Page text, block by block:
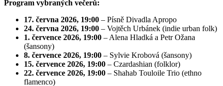
Program vybraných večerů:
17. června 2026, 19:00 – Písně Divadla Apropo
24. června 2026, 19:00 – Vojtěch Urbánek (indie urban folk)
1. července 2026, 19:00 – Alena Hladká a Petr Ožana
(šansony)
8. července 2026, 19:00 – Sylvie Krobová (šansony)
15. července 2026, 19:00 – Czardashian (folklor)
22. července 2026, 19:00 – Shahab Touloile Trio (ethno
flamenco)